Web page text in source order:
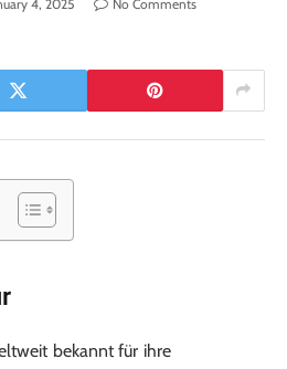
4, 2025
No Comments
bekannt für ihre